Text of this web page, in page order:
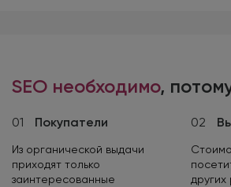
SEO необходимо,
01 Покупатели
Из органической выдачи
приходят только
заинтересованные
02